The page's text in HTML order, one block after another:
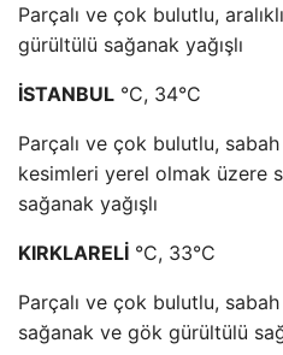
Parçalı ve çok bulutlu,
gürültülü sağanak yağışlı
İSTANBUL °C, 34°C
Parçalı ve çok bulutlu,
kesimleri yerel olmak üzere
sağanak yağışlı
KIRKLARELİ °C, 33°C
Parçalı ve çok bulutlu,
sağanak ve gök gürültülü